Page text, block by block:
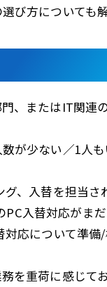
び方についても
、またはIT関連
が少ない／1人
グ、入替を担当さ
PC入替対応がま
対応について準
を重荷に感じて